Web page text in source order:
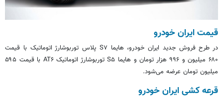
قیمت ایران خودرو
در طرح فروش جدید ایران خودرو، هایما S۷ پلاس توربوشارژ اتوماتیک با قیمت
۶۸۰ میلیون و ۹۹۶ هزار تومان و هایما S۵ توربوشارژ اتوماتیک AT۶ با قیمت ۵۹۵
میلیون تومان عرضه می‌شود.
قرعه کشی ایران خودرو